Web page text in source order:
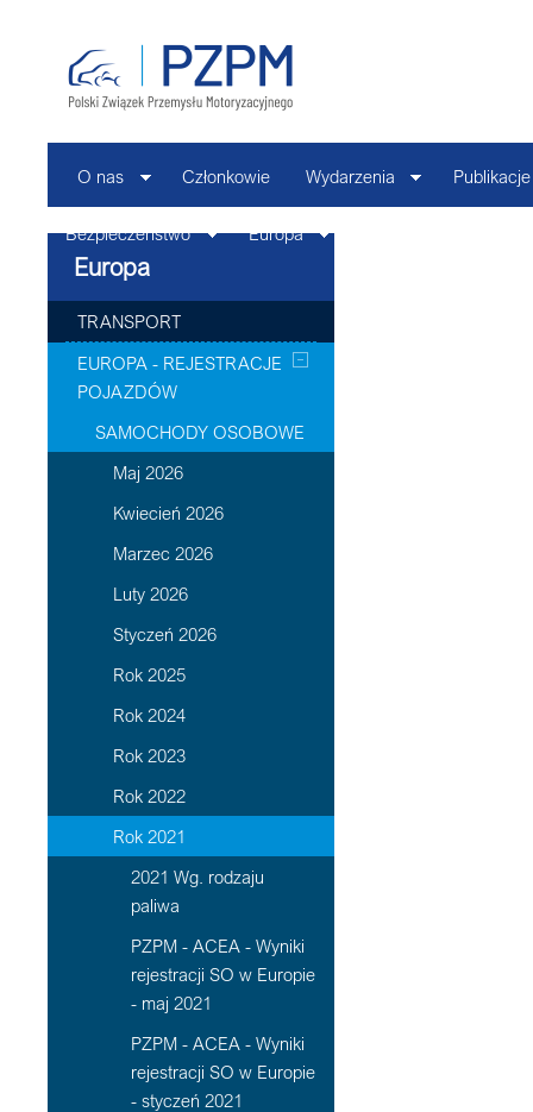
O nas Członkowie Wydarzenia Publikacje
Bezpieczeństwo Europa
Europa
TRANSPORT
EUROPA - REJESTRACJE
POJAZDÓW
SAMOCHODY OSOBOWE
Maj 2026
Kwiecień 2026
Marzec 2026
Luty 2026
Styczeń 2026
Rok 2025
Rok 2024
Rok 2023
Rok 2022
Rok 2021
2021 Wg. rodzaju
paliwa
PZPM - ACEA - Wyniki
rejestracji SO w Europie
- maj 2021
PZPM - ACEA - Wyniki
rejestracji SO w Europie
- styczeń 2021